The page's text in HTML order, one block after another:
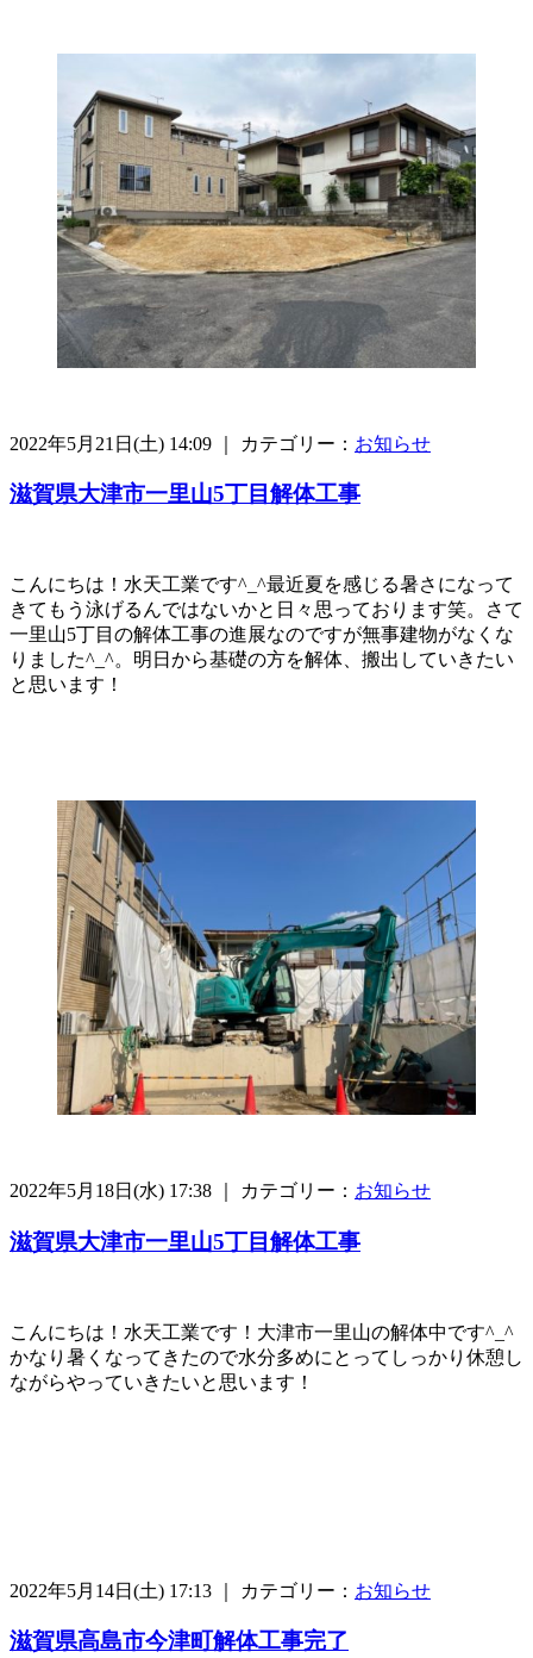
2022年5月21日(土) 14:09 ｜ カテゴリー： お知らせ
滋賀県大津市一里山5丁目解体工事
こんにちは！水天工業です^_^最近夏を感じる暑さになって
きてもう泳げるんではないかと日々思っております笑。さて
一里山5丁目の解体工事の進展なのですが無事建物がなくな
りました^_^。明日から基礎の方を解体、搬出していきたい
と思います！
2022年5月18日(水) 17:38 ｜ カテゴリー： お知らせ
滋賀県大津市一里山5丁目解体工事
こんにちは！水天工業です！大津市一里山の解体中です^_^
かなり暑くなってきたので水分多めにとってしっかり休憩し
ながらやっていきたいと思います！
2022年5月14日(土) 17:13 ｜ カテゴリー： お知らせ
滋賀県高島市今津町解体工事完了